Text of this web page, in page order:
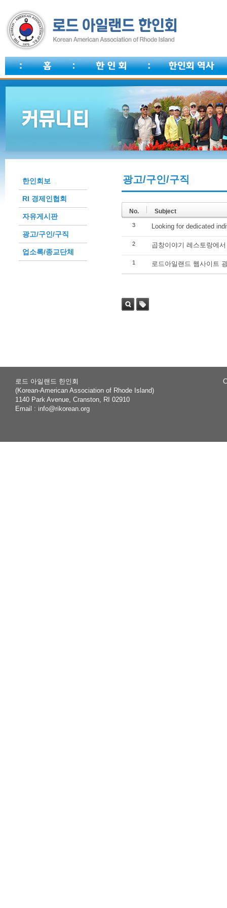
한인회보
RI 경제인협회
자유게시판
광고/구인/구직
업소록/종교단체
광고/구인/구직
No. Subject
3 Looking for dedicated
2 곱창이야기 레스토랑에
1 로드아일랜드 웹사이트
로드 아일랜드 한인회
(Korean-American Association of Rhode Island)
1140 Park Avenue, Cranston, RI 02910
Email : info@rikorean.org